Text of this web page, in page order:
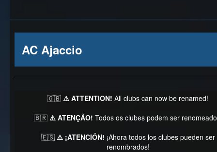
AC Ajaccio
🇬🇧 ⚠️ ATTENTION! All clubs can now be renamed!
🇧🇷 ⚠️ ATENÇÃO! Todos os clubes podem ser
🇪🇸 ⚠️ ¡ATENCIÓN! ¡Ahora todos los clubes pueden ser
renombrados!